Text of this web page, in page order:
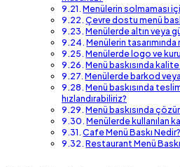
Menülerin solmaması
Çevre dostu menü
Menülerde altın veya
Menülerin
Menülerde logo ve
Menü baskısında
Menülerde barkod
Menü baskısında
hızlandırabiliriz?
Menü baskısında
Menülerde kullanılan
Cafe Menü Baskı Nedir?
Restaurant Menü